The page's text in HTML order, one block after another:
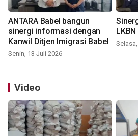
ANTARA Babel bangun
sinergi informasi dengan
Kanwil Ditjen Imigrasi Babel
Senin, 13 Juli 2026
Video